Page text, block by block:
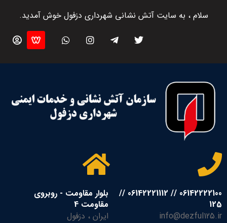
سلام ، به سایت آتش نشانی شهرداری دزفول خوش آمدید.
06142222100 // 06142221112 //
125
info@dezful125.ir
بلوار مقاومت - روبروی
مقاومت 4
ایران ، دزفول